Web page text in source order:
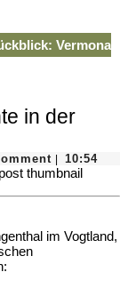
Vermona
in der
10:54
im Vogtland,